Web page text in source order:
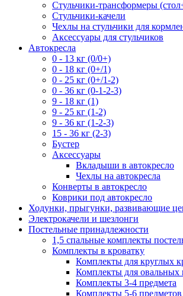
Стульчики-трансформеры
Стульчики-качели
Чехлы на стульчики для
Аксессуары для стульчиков
Автокресла
0 - 13 кг (0/0+)
0 - 18 кг (0+/1)
0 - 25 кг (0+/1-2)
0 - 36 кг (0-1-2-3)
9 - 18 кг (1)
9 - 25 кг (1-2)
9 - 36 кг (1-2-3)
15 - 36 кг (2-3)
Бустер
Аксессуары
Вкладыши в автокресло
Чехлы на автокресла
Конверты в автокресло
Коврики под автокресло
Ходунки, прыгунки, развивающие
Электрокачели и шезлонги
Постельные принадлежности
1,5 спальные комплекты
Комплекты в кроватку
Комплекты для круглых
Комплекты для овальных
Комплекты 3-4 предмета
Комплекты 5-6 предметов